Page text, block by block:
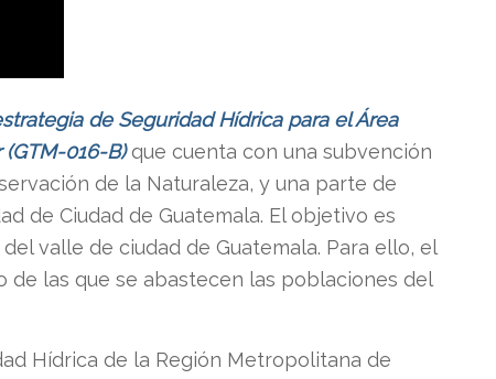
de Seguridad Hídrica para el Área
016-B)que cuenta con una subvención
de la Naturaleza, y una parte de
de Ciudad de Guatemala. El objetivo es
valle de ciudad de Guatemala. Para ello, el
las que se abastecen las poblaciones del
Hídrica de la Región Metropolitana de